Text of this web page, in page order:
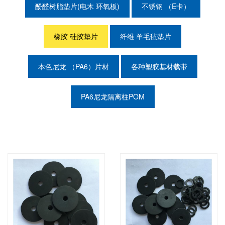
酚醛树脂垫片(电木 环氧板) 不锈钢 （E卡）
橡胶 硅胶垫片 纤维 羊毛毡垫片
本色尼龙 （PA6）片材 各种塑胶基材载带
PA6尼龙隔离柱POM